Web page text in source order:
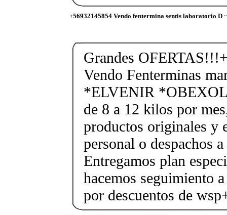
+56932145854 Vendo fentermina sentis laboratorio D::
Grandes
Vendo Fenterminas
*ELVENIR
de 8 a 12 kilos por
productos originales y
personal o despachos
Entregamos plan
hacemos seguimiento
por descuentos de